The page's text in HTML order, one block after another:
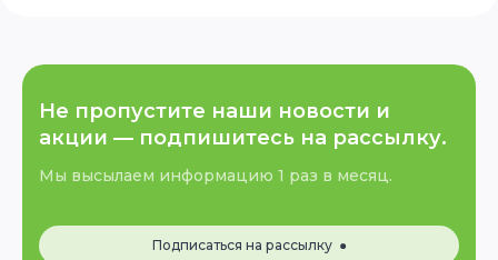
Не пропустите наши новости и
акции — подпишитесь на рассылку.
Мы высылаем информацию 1 раз в месяц.
Подписаться на рассылку